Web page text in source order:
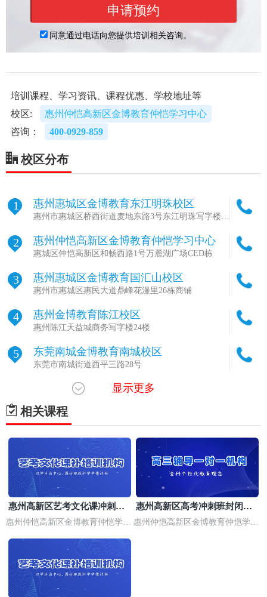
培训课程、学习资讯、课程优惠、学校地址等
校区:
惠州仲恺高新区金博教育仲恺学习中心
咨询：
400-0929-859
校区分布
1 惠州惠城区金博教育东江明珠校区
惠州市惠城区桥西街道麦地东路3号东江明珠写字楼金
2 惠州仲恺高新区金博教育仲恺学习中心
惠城区仲恺高新区和畅西路1号万麓湖广场CED栋
3 惠州惠城区金博教育国汇山校区
惠州市惠城区惠民大道鼎峰花漫里26栋商铺
4 惠州金博教育陈江校区
惠州陈江天益城商务写字楼24楼
5 东莞南城金博教育南城校区
东莞市南城街道西平三路28号
东莞虎门镇金博教育虎门地标校区
7 东莞厚街镇金博教育厚街校区
东莞市厚街镇体育路13号
8 东莞长安镇金博教育长安文鼎校区
东莞市长安镇东门中路
9 东莞常平镇金博教育常平校区
东莞市常平镇新南路66号恒凯中心7楼701金博教育
10 东莞塘厦镇金博教育塘厦校区
东莞市塘厦环市北路8号时代中心3楼301金博教育
11 东莞大朗镇金博教育大朗长塘大厦校区
东莞市大朗镇长塘大厦2期6楼603金博教育
显示更多
相关课程
惠州高新区艺考文化课冲刺班
封闭式全日制
惠州仲恺高新区金博教育仲恺学习
惠州高新区高考冲刺班封闭式
全日制
惠州仲恺高新区金博教育仲恺学习